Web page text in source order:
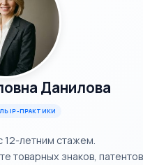
Данилова
IP-ПРАКТИКИ
12-летним стажем.
товарных знаков,